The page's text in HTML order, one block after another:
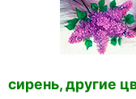
сирень, другие